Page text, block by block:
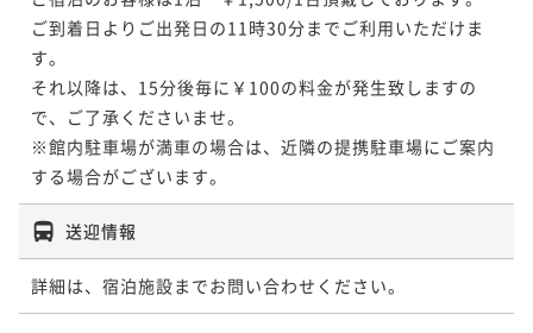
ご到着日よりご出発日の11時30分までご利用いただけま
す。
それ以降は、15分後毎に￥100の料金が発生致しますの
で、ご了承くださいませ。
※館内駐車場が満車の場合は、近隣の提携駐車場にご案内
する場合がございます。
送迎情報
詳細は、宿泊施設までお問い合わせください。